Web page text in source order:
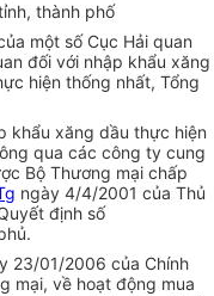
thành phố
một số Cục Hải quan
đối với nhập khẩu xăng
hiện thống nhất, Tổng
khẩu xăng dầu thực hiện
qua các công ty cung
Bộ Thương mại chấp
ngày 4/4/2001 của Thủ
định số
23/01/2006 của Chính
mại, về hoạt động mua